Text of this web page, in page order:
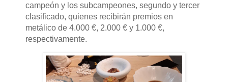
campeón y los subcampeones, segundo y tercer
clasificado, quienes recibirán premios en
metálico de 4.000 €, 2.000 € y 1.000 €,
respectivamente.